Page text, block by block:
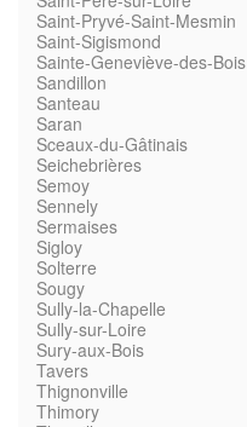
Saint-Pryvé-Saint-Mesmin
Saint-Sigismond
Sainte-Geneviève-des-Bois
Sandillon
Santeau
Saran
Sceaux-du-Gâtinais
Seichebrières
Semoy
Sennely
Sermaises
Sigloy
Solterre
Sougy
Sully-la-Chapelle
Sully-sur-Loire
Sury-aux-Bois
Tavers
Thignonville
Thimory